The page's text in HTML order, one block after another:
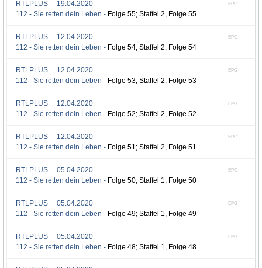
EPG
RTLPLUS
19.04.2020
112 - Sie retten dein Leben - Folge 55; Staffel 2, Folge 55
EPG
RTLPLUS
12.04.2020
112 - Sie retten dein Leben - Folge 54; Staffel 2, Folge 54
EPG
RTLPLUS
12.04.2020
112 - Sie retten dein Leben - Folge 53; Staffel 2, Folge 53
EPG
RTLPLUS
12.04.2020
112 - Sie retten dein Leben - Folge 52; Staffel 2, Folge 52
EPG
RTLPLUS
12.04.2020
112 - Sie retten dein Leben - Folge 51; Staffel 2, Folge 51
EPG
RTLPLUS
05.04.2020
112 - Sie retten dein Leben - Folge 50; Staffel 1, Folge 50
EPG
RTLPLUS
05.04.2020
112 - Sie retten dein Leben - Folge 49; Staffel 1, Folge 49
EPG
RTLPLUS
05.04.2020
112 - Sie retten dein Leben - Folge 48; Staffel 1, Folge 48